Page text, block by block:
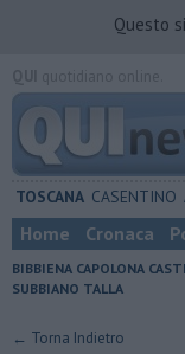
Questo
TOSCANA CASENTINO
Home Cronaca
BIBBIENA CAPOLONA
SUBBIANO TALLA
← Torna Indietro